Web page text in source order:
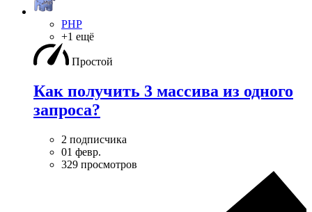
PHP
+1 ещё
Простой
Как получить 3 массива из одного
запроса?
2 подписчика
01 февр.
329 просмотров